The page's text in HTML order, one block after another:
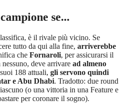
se...
è il rivale più vicino. Se
tutto da qui alla fine, arriverebbe
che Fornaroli, per assicurarsi il
deve arrivare ad almeno
188 attuali, gli servono quindi
e Abu Dhabi. Tradotto: due round
(o una vittoria in una Feature e
per coronare il sogno).